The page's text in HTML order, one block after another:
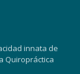
innata de
Quiropráctica